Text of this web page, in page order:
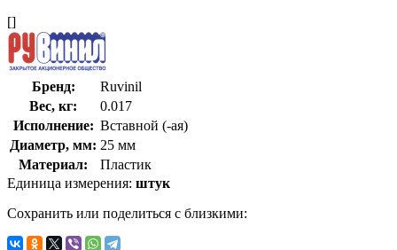
[]
Бренд:
Ruvinil
Вес, кг:
0.017
Исполнение: Вставной (-ая)
Диаметр, мм: 25 мм
Материал:
Пластик
Единица измерения: штук
Сохранить или поделиться с близкими: